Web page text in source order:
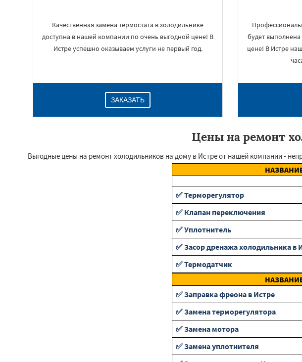
Качественная замена термостата в холодильнике
доступна в нашей компании по очень выгодной цене! В
Истре успешно оказываем услуги не первый год.
ЗАКАЗАТЬ
будет
цене! В Истре
Цены на ремонт
Выгодные цены на ремонт холодильников на дому в Истре от нашей компании -
✅ Терморегулятор
✅ Клапан переключения
✅ Уплотнитель
✅ Засор дренажа холодильника в
✅ Термодатчик
✅ Заправка фреона в Истре
✅ Замена терморегулятора
✅ Замена мотора
✅ Замена уплотнителя